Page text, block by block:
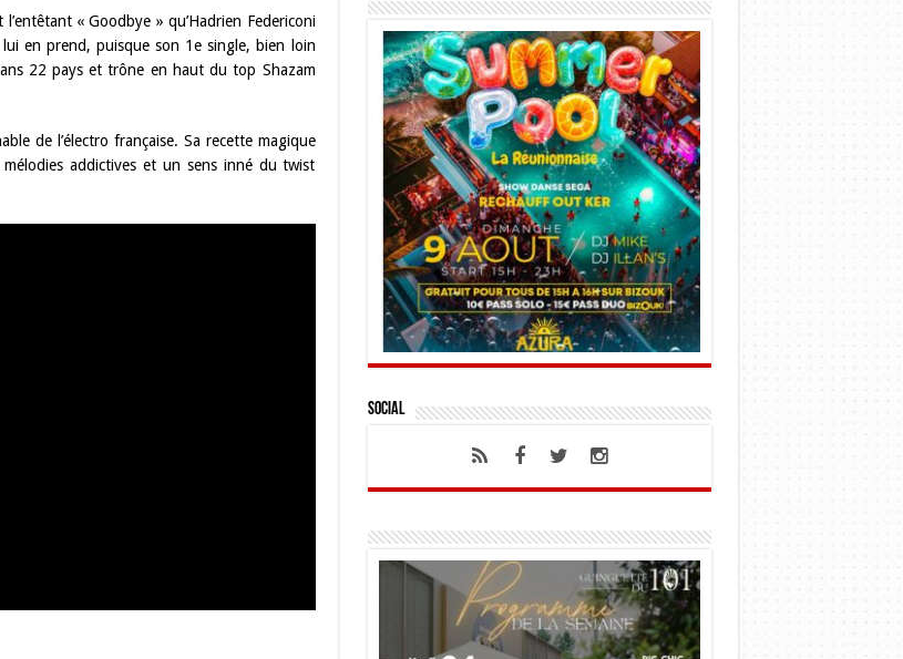
« Goodbye » qu’Hadrien Federiconi
en prend, puisque son 1e single, bien loin
22 pays et trône en haut du top Shazam
de l’électro française. Sa recette magique
addictives et un sens inné du twist
Social